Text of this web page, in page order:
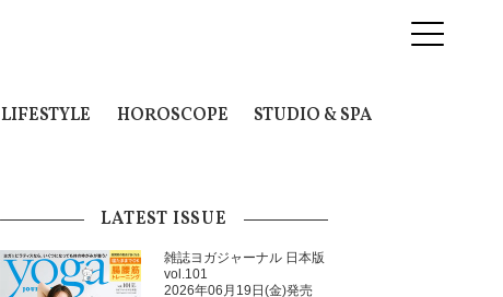
LIFESTYLE HOROSCOPE STUDIO & SPA
LATEST ISSUE
雑誌ヨガジャーナル 日本版
vol.101
2026年06月19日(金)発売